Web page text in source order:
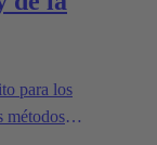
para los
métodos